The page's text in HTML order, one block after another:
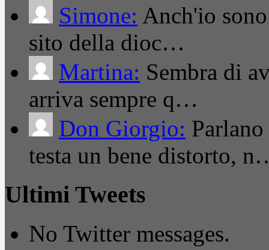
Simone: Anch'io
sito della dioc…
Martina: Sembra di
arriva sempre q…
Don Giorgio:
testa un bene distorto,
Ultimi Tweets
No Twitter messages.